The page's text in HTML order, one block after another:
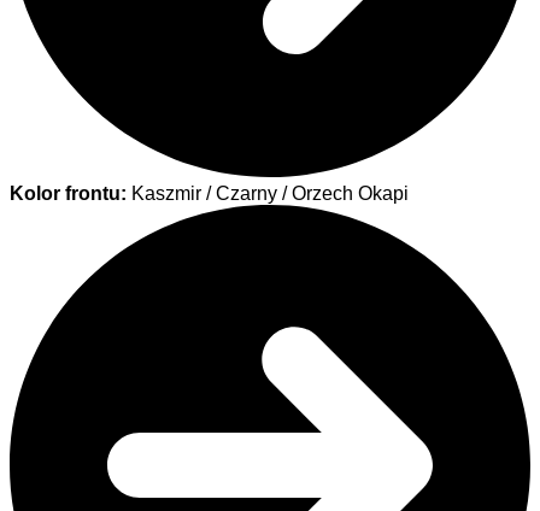
Kolor frontu: Kaszmir / Czarny / Orzech Okapi